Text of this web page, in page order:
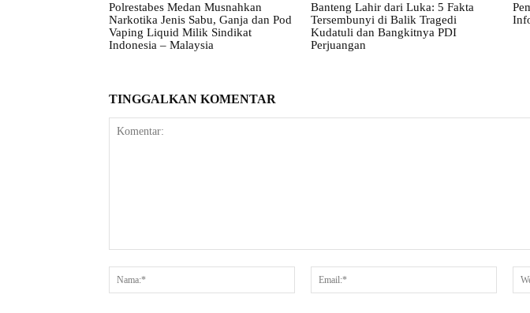
Polrestabes Medan Musnahkan
Narkotika Jenis Sabu, Ganja dan Pod
Vaping Liquid Milik Sindikat
Indonesia – Malaysia
Banteng Lahir dari Luka: 5 Fakta
Tersembunyi di Balik Tragedi
Kudatuli dan Bangkitnya PDI
Perjuangan
TINGGALKAN KOMENTAR
Nama:*
Email:*